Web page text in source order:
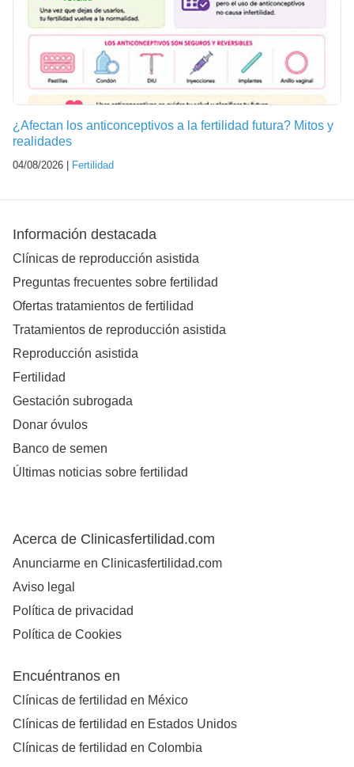
¿Afectan los anticonceptivos a la fertilidad futura? Mitos y
realidades
04/08/2026 | Fertilidad
Información destacada
Clínicas de reproducción asistida
Preguntas frecuentes sobre fertilidad
Ofertas tratamientos de fertilidad
Tratamientos de reproducción asistida
Reproducción asistida
Fertilidad
Gestación subrogada
Donar óvulos
Banco de semen
Últimas noticias sobre fertilidad
Acerca de Clinicasfertilidad.com
Anunciarme en Clinicasfertilidad.com
Aviso legal
Política de privacidad
Política de Cookies
Encuéntranos en
Clínicas de fertilidad en México
Clínicas de fertilidad en Estados Unidos
Clínicas de fertilidad en Colombia